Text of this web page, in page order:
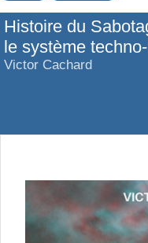
Histoire du
le système
Victor Cachard